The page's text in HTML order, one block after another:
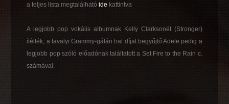
a teljes lista megtalálhatóide kattintva
A legjobb pop vokális albumnak Kelly Clarksonét (Stronger)
ítélték, a tavalyi Grammy-gálán hat díjat begyűjtő Adele pedig a
legjobb pop szóló előadónak találtatott a Set Fire to the Rain c.
számával.